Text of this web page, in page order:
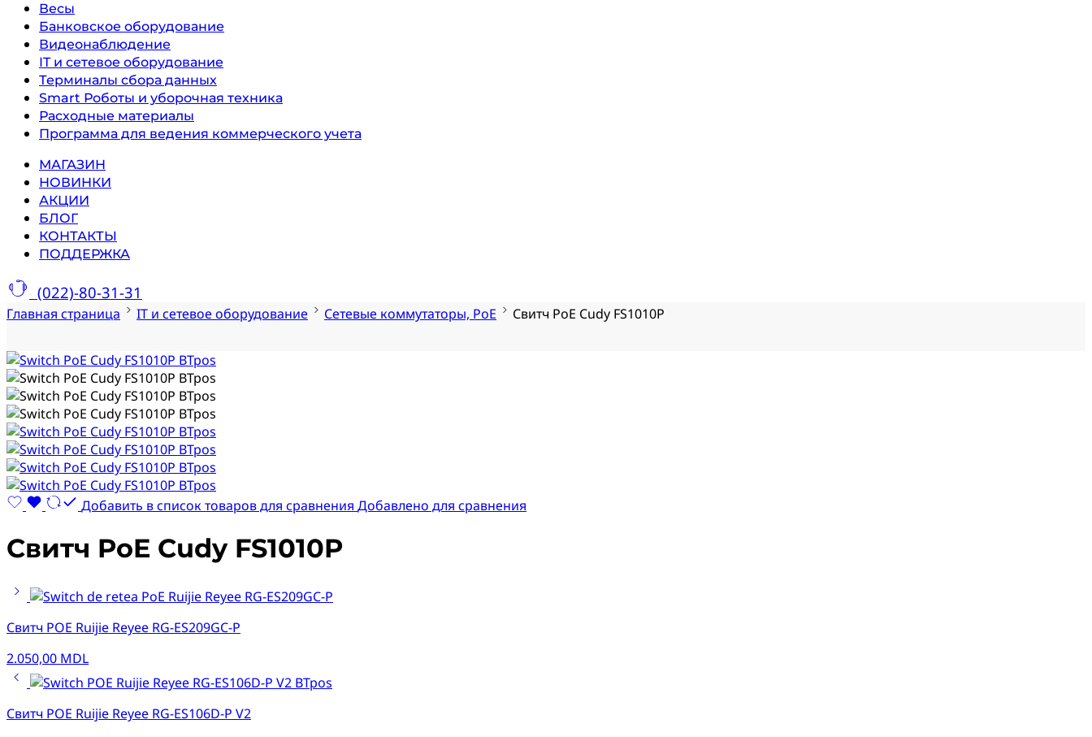
Весы
Банковское оборудование
Видеонаблюдение
IT и сетевое оборудование
Терминалы сбора данных
Smart Роботы и уборочная техника
Расходные материалы
Программа для ведения коммерческого учета
МАГАЗИН
НОВИНКИ
АКЦИИ
БЛОГ
КОНТАКТЫ
ПОДДЕРЖКА
(022)-80-31-31
Главная страница IT и сетевое оборудование Сетевые коммутаторы, PoE Свитч PoE Cudy FS1010P
Добавить в список товаров для сравнения Добавлено для сравнения
Свитч PoE Cudy FS1010P
Свитч POE Ruijie Reyee RG-ES209GC-P
2.050,00 MDL
Свитч POE Ruijie Reyee RG-ES106D-P V2